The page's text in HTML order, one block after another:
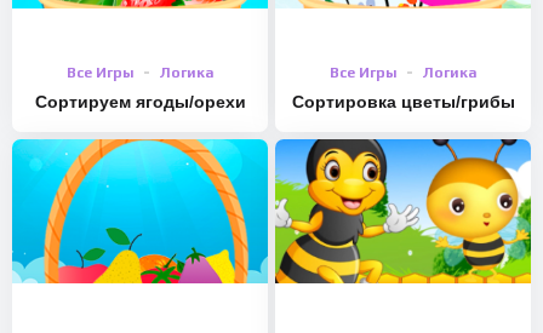
Все Игры Логика
Сортируем ягоды/орехи
Все Игры Логика
Сортировка цветы/грибы